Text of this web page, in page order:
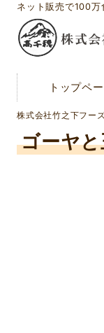
ネット販売で100
トップペ
株式会社竹之下フー
ゴーヤ
トップページ
メディア紹介
会社概要